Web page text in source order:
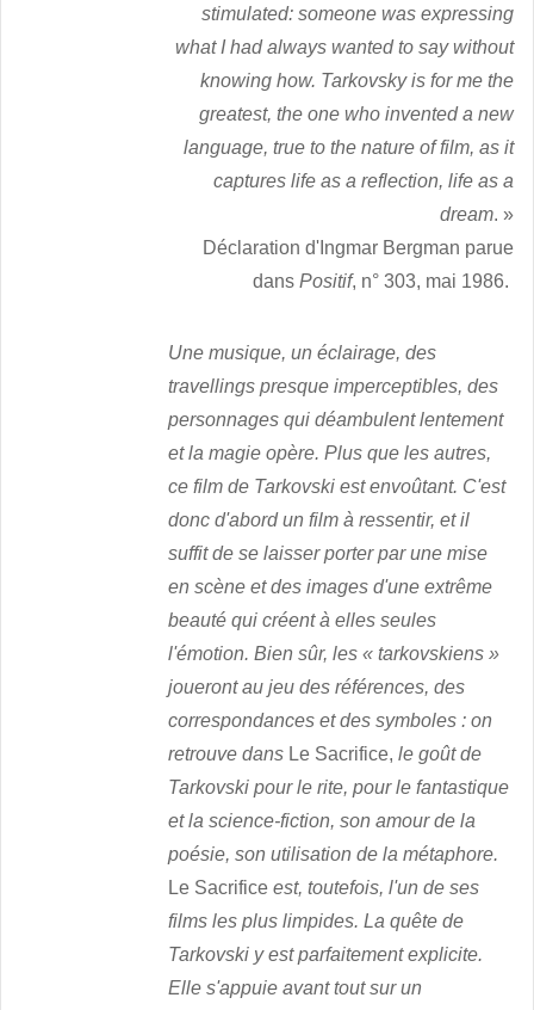
stimulated: someone was expressing
what I had always wanted to say without
knowing how. Tarkovsky is for me the
greatest, the one who invented a new
language, true to the nature of film, as it
captures life as a reflection, life as a
dream. »
Déclaration d'Ingmar Bergman parue
dans Positif, n° 303, mai 1986.
Une musique, un éclairage, des
travellings presque imperceptibles, des
personnages qui déambulent lentement
et la magie opère. Plus que les autres,
ce film de Tarkovski est envoûtant. C'est
donc d'abord un film à ressentir, et il
suffit de se laisser porter par une mise
en scène et des images d'une extrême
beauté qui créent à elles seules
l'émotion. Bien sûr, les « tarkovskiens »
joueront au jeu des références, des
correspondances et des symboles : on
retrouve dans Le Sacrifice,le goût de
Tarkovski pour le rite, pour le fantastique
et la science-fiction, son amour de la
poésie, son utilisation de la métaphore.
Le Sacrificeest, toutefois, l'un de ses
films les plus limpides. La quête de
Tarkovski y est parfaitement explicite.
Elle s'appuie avant tout sur un